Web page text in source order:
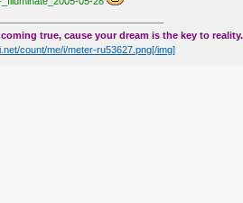
coming true, cause your dream is the key to
count/me/i/meter-ru53627.png[/img]